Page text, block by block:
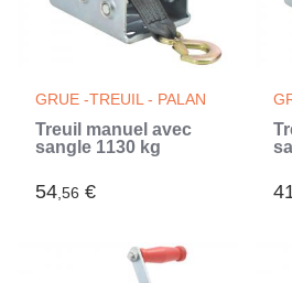
GRUE -TREUIL - PALAN
Treuil manuel avec
sangle 1130 kg
54,56 €